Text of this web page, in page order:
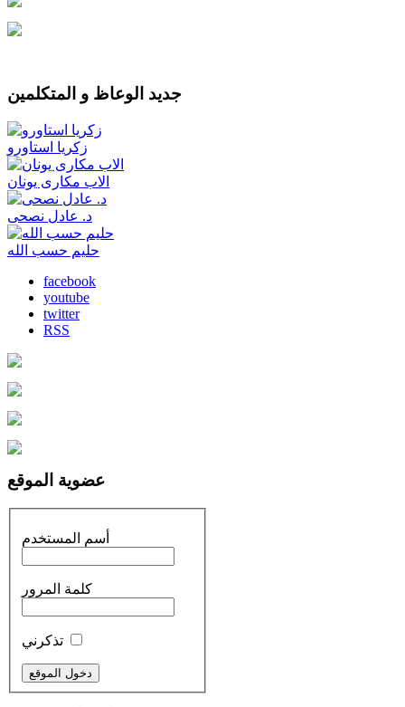
جديد الوعاظ و المتكلمين
زكريا استاورو
الاب مكارى يونان
د. عادل نصحى
حليم حسب الله
facebook
youtube
twitter
RSS
عضوية الموقع
أسم المستخدم
كلمة المرور